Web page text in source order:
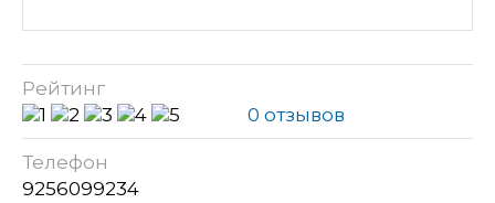
Рейтинг
0 отзывов
Телефон
9256099234